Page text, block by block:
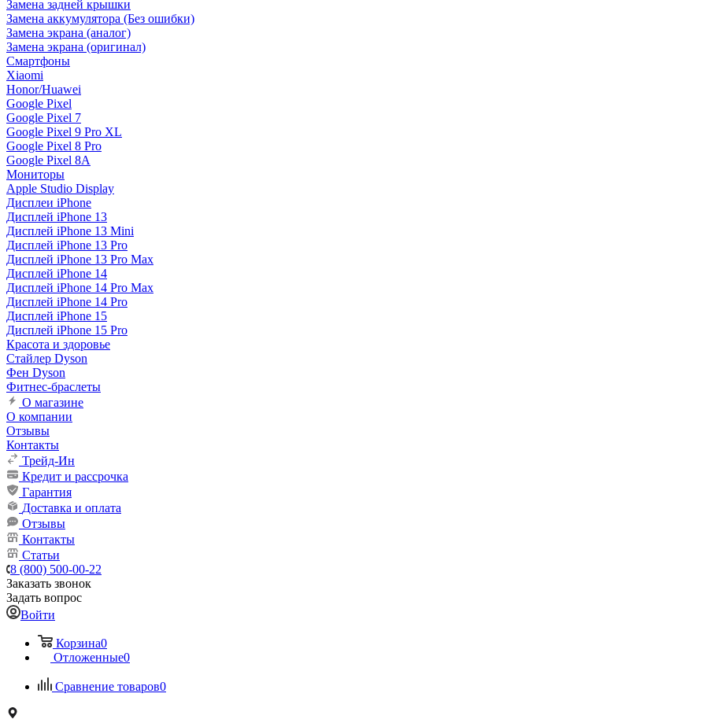
Замена задней крышки
Замена аккумулятора (Без ошибки)
Замена экрана (аналог)
Замена экрана (оригинал)
Смартфоны
Xiaomi
Honor/Huawei
Google Pixel
Google Pixel 7
Google Pixel 9 Pro XL
Google Pixel 8 Pro
Google Pixel 8A
Мониторы
Apple Studio Display
Дисплеи iPhone
Дисплей iPhone 13
Дисплей iPhone 13 Mini
Дисплей iPhone 13 Pro
Дисплей iPhone 13 Pro Max
Дисплей iPhone 14
Дисплей iPhone 14 Pro Max
Дисплей iPhone 14 Pro
Дисплей iPhone 15
Дисплей iPhone 15 Pro
Красота и здоровье
Стайлер Dyson
Фен Dyson
Фитнес-браслеты
О магазине
О компании
Отзывы
Контакты
Трейд-Ин
Кредит и рассрочка
Гарантия
Доставка и оплата
Отзывы
Контакты
Статьи
8 (800) 500-00-22
Заказать звонок
Задать вопрос
Войти
Корзина0
Отложенные0
Сравнение товаров0